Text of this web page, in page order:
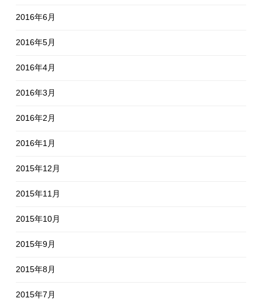
2016年6月
2016年5月
2016年4月
2016年3月
2016年2月
2016年1月
2015年12月
2015年11月
2015年10月
2015年9月
2015年8月
2015年7月